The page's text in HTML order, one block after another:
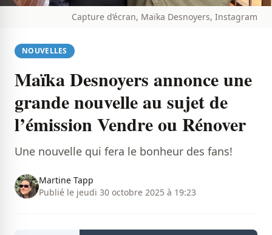
Capture d’écran, Maïka Desnoyers, Instagram
NOUVELLES
Maïka Desnoyers annonce une
grande nouvelle au sujet de
l’émission Vendre ou Rénover
Une nouvelle qui fera le bonheur des fans!
Martine Tapp
Publié le jeudi 30 octobre 2025 à 19:23